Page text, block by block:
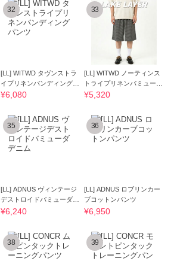
32
[LL] WITWD タヴンストラ
イプリネンバンディングパ
ンツ
¥6,080
33
[LL] WITWD ノーティンス
トライプリネンバミューダ
パンツ
¥5,320
35
[LL] ADNUS ヴィンテージ
デストロイドバミューダデ
ニム
¥6,240
36
[LL] ADNUS ロブリンカー
ブコットンパンツ
¥6,950
38 39